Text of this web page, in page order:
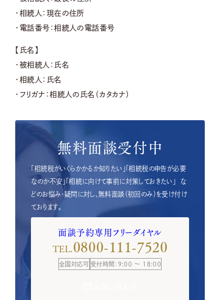
・相続人：現在の住所
・電話番号：相続人の電話番号
【氏名】
・被相続人：氏名
・相続人：氏名
・フリガナ：相続人の氏名（カタカナ）
無料面談受付中
「相続税がいくらかかるか知りたい」「相続税の申告が必要
なのか不安」「相続に向けて事前に対策しておきたい」 な
どのお悩み・疑問に対し、無料面談（初回のみ）を受け付け
ております。
面談予約専用フリーダイヤル
TEL.0800-111-7520
全国対応可 受付時間：9:00 ～ 18:00